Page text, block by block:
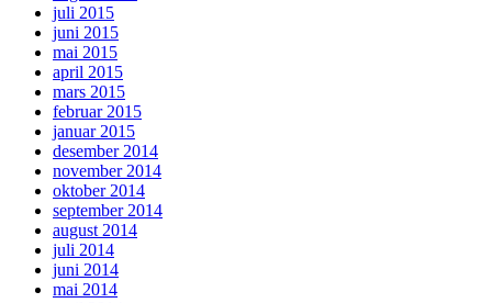
juli 2015
juni 2015
mai 2015
april 2015
mars 2015
februar 2015
januar 2015
desember 2014
november 2014
oktober 2014
september 2014
august 2014
juli 2014
juni 2014
mai 2014